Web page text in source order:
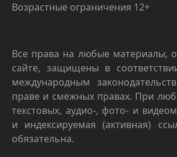
Возрастные ограничения 12+
Все права на любые материалы,
сайте, защищены в
международным
праве и смежных правах. При
текстовых, аудио-, фото- и
и индексируемая (активная)
обязательна.